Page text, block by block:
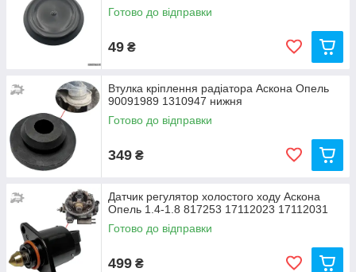
Готово до відправки
49 ₴
Втулка кріплення радіатора Аскона Опель
90091989 1310947 нижня
Готово до відправки
349 ₴
Датчик регулятор холостого ходу Аскона
Опель 1.4-1.8 817253 17112023 17112031
Готово до відправки
499 ₴